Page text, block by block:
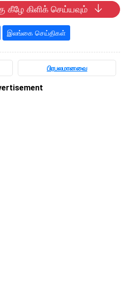
கீழே கிளிக் செய்யவும்
இலங்கை செய்திகள்
பிரபலமானவை